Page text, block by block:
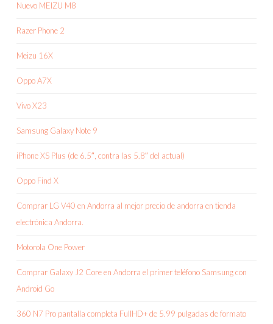
Nuevo MEIZU M8
Razer Phone 2
Meizu 16X
Oppo A7X
Vivo X23
Samsung Galaxy Note 9
iPhone XS Plus (de 6.5″, contra las 5.8″ del actual)
Oppo Find X
Comprar LG V40 en Andorra al mejor precio de andorra en tienda
electrónica Andorra.
Motorola One Power
Comprar Galaxy J2 Core en Andorra el primer teléfono Samsung con
Android Go
360 N7 Pro pantalla completa FullHD+ de 5.99 pulgadas de formato